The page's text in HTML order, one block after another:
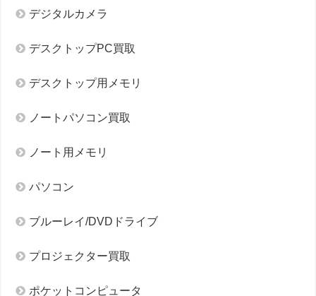
デジタルカメラ
デスクトップPC買取
デスクトップ用メモリ
ノートパソコン買取
ノート用メモリ
パソコン
ブルーレイ/DVDドライブ
プロジェクター買取
ポケットコンピュータ